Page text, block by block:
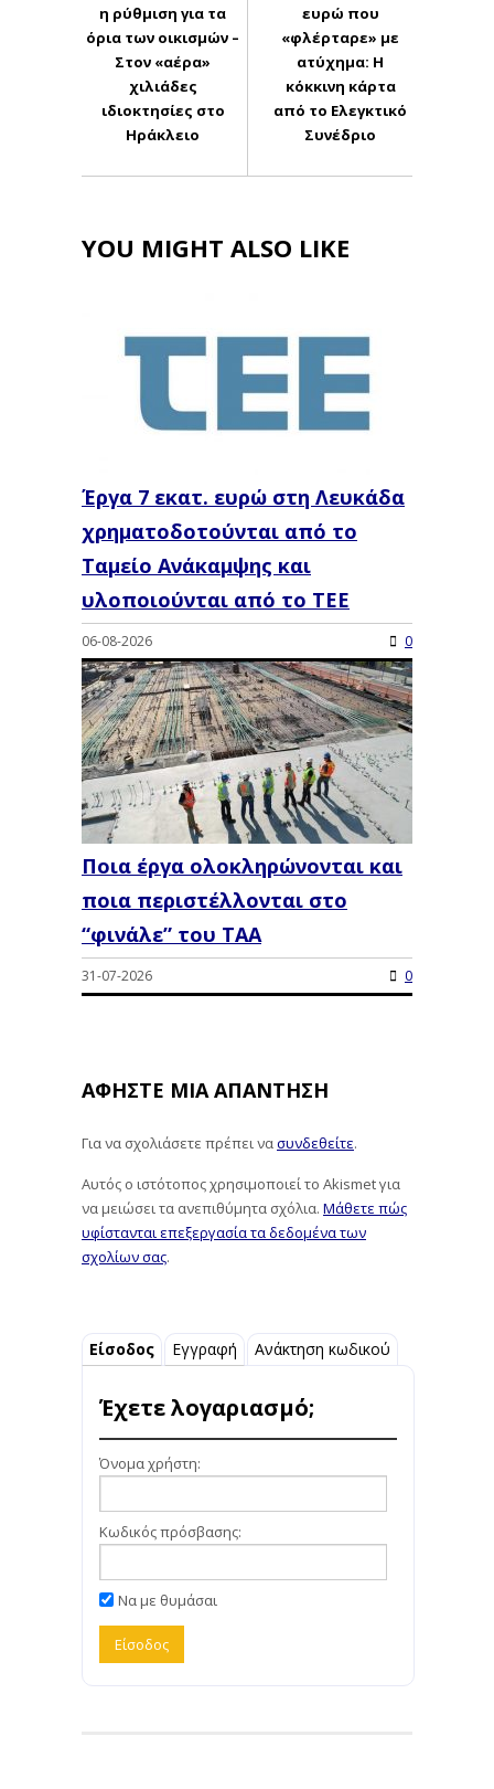
η ρύθμιση για τα
όρια των οικισμών –
Στον «αέρα»
χιλιάδες
ιδιοκτησίες στο
Ηράκλειο
ευρώ που
«φλέρταρε» με
ατύχημα: Η
κόκκινη κάρτα
από το Ελεγκτικό
Συνέδριο
YOU MIGHT ALSO LIKE
Έργα 7 εκατ. ευρώ στη Λευκάδα
χρηματοδοτούνται από το
Ταμείο Ανάκαμψης και
υλοποιούνται από το ΤΕΕ
06-08-2026 0
Ποια έργα ολοκληρώνονται και
ποια περιστέλλονται στο
“φινάλε” του ΤΑΑ
31-07-2026 0
ΑΦΉΣΤΕ ΜΙΑ ΑΠΆΝΤΗΣΗ
Για να σχολιάσετε πρέπει νασυνδεθείτε.
Αυτός ο ιστότοπος χρησιμοποιεί το Akismet για
να μειώσει τα ανεπιθύμητα σχόλια. Μάθετε πώς
υφίστανται επεξεργασία τα δεδομένα των
σχολίων σας.
Είσοδος Εγγραφή Ανάκτηση κωδικού
Έχετε λογαριασμό;
Όνομα χρήστη:
Κωδικός πρόσβασης:
Να με θυμάσαι